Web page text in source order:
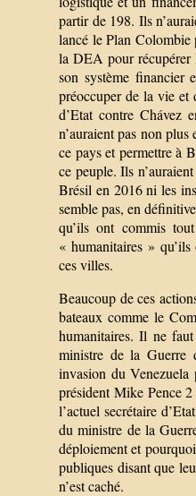
partir de 198. Ils
lancé le Plan Colombie
la DEA pour récupérer
son système financier
préoccuper de la vie et
d’Etat contre
n’auraient pas non
ce pays et permettre à
ce peuple. Ils
Brésil en 2016 ni les
semble pas, en
qu’ils ont commis
« humanitaires »
ces villes.
Beaucoup de ces
bateaux comme le
humanitaires. Il ne
ministre de la Guerre
invasion du Venezuela
président Mike Pence
l’actuel secrétaire
du ministre de la
déploiement et
publiques disant que
n’est caché.